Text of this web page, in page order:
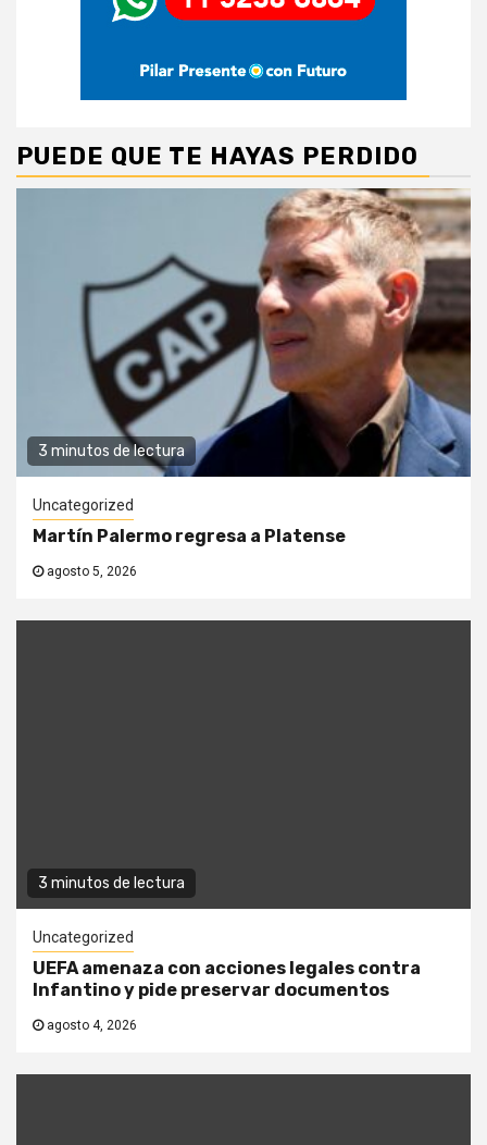
PUEDE QUE TE HAYAS PERDIDO
3 minutos de lectura
Uncategorized
Martín Palermo regresa a Platense
agosto 5, 2026
3 minutos de lectura
Uncategorized
UEFA amenaza con acciones legales contra
Infantino y pide preservar documentos
agosto 4, 2026